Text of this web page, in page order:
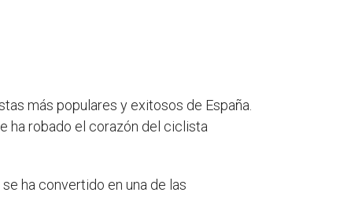
más populares y exitosos de España.
ha robado el corazón del ciclista
se ha convertido en una de las